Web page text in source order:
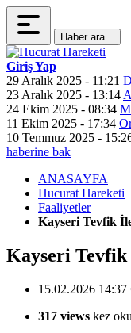
Haber ara...
Giriş Yap
29 Aralık 2025 - 11:21
23 Aralık 2025 - 13:14
24 Ekim 2025 - 08:34
11 Ekim 2025 - 17:34
10 Temmuz 2025 -
haberine bak
ANASAYFA
Hucurat Hareketi
Faaliyetler
Kayseri Tevfik
Kayseri
15.02.2026 14:37
317 views kez